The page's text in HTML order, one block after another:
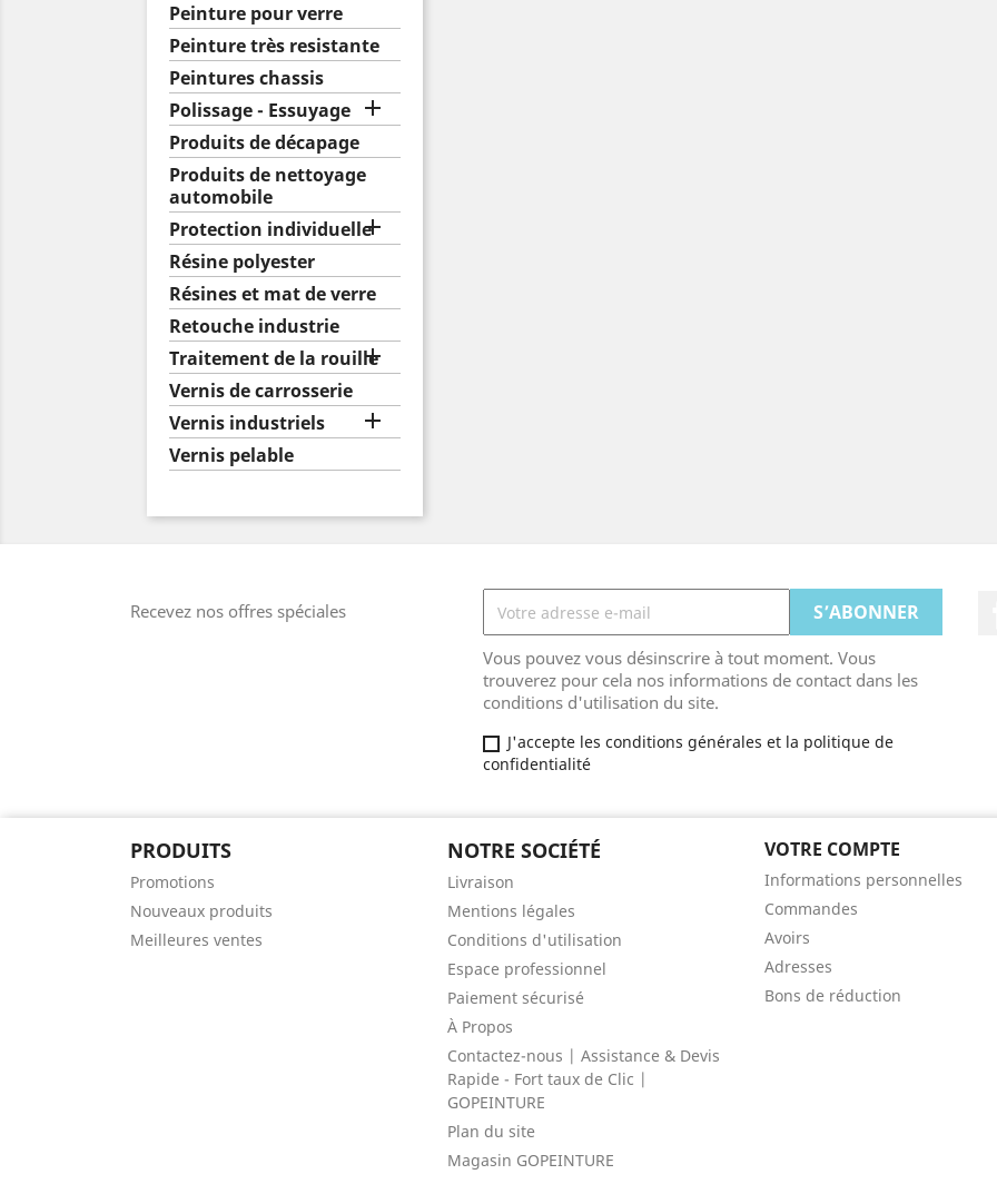
Peinture pour verre
Peinture très resistante
Peintures chassis
Polissage - Essuyage 
Produits de décapage
Produits de nettoyage
automobile
Protection individuelle
Résine polyester
Résines et mat de verre
Retouche industrie
Traitement de la rouille

Vernis de carrosserie
Vernis industriels

Vernis pelable
Recevez nos offres spéciales
Vous pouvez vous désinscrire à tout moment. Vous
trouverez pour cela nos informations de contact dans les
conditions d'utilisation du site.
J'accepte les conditions générales et la politique de
confidentialité
PRODUITS
Promotions
Nouveaux produits
Meilleures ventes
NOTRE SOCIÉTÉ
Livraison
Mentions légales
Conditions d'utilisation
Espace professionnel
Paiement sécurisé
À Propos
Contactez-nous | Assistance & Devis
Rapide - Fort taux de Clic |
GOPEINTURE
Plan du site
Magasin GOPEINTURE
VOTRE COMPTE
Informations personnelles
Commandes
Avoirs
Adresses
Bons de réduction